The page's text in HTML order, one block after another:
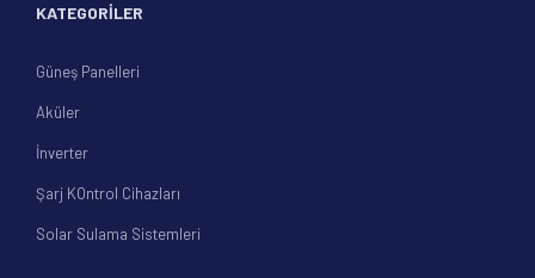
KATEGORİLER
Güneş Panelleri
Aküler
İnverter
Şarj KOntrol Cihazları
Solar Sulama Sistemleri